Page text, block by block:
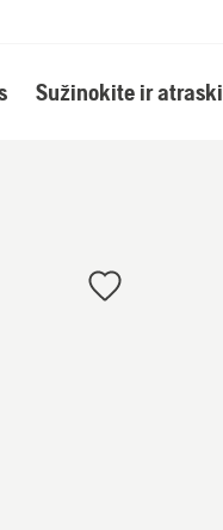
Sužinokite ir